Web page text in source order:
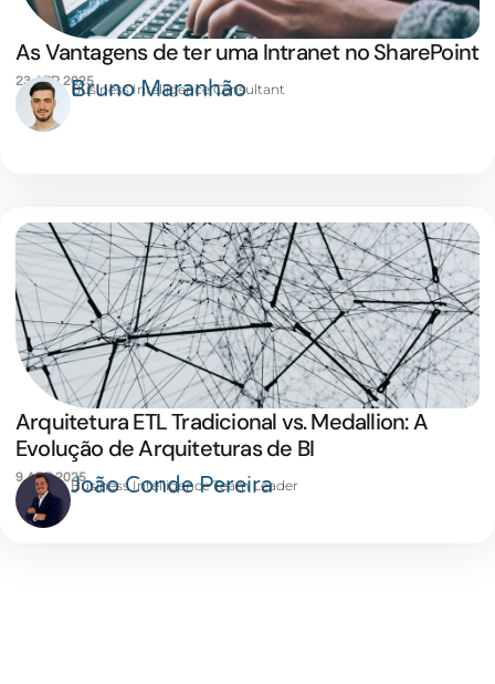
As Vantagens de ter uma Intranet no SharePoint
23 ABR 2025Bruno Maranhão
Business Intelligence Consultant
Arquitetura ETL Tradicional vs. Medallion: A
Evolução de Arquiteturas de BI
9 ABR 2025João Conde Pereira
Business Intelligence Team Leader